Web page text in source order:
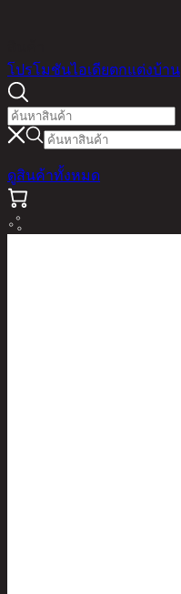
โปรโมชันไอเดียตกแต่งบ้าน
ดูสินค้าทั้งหมด